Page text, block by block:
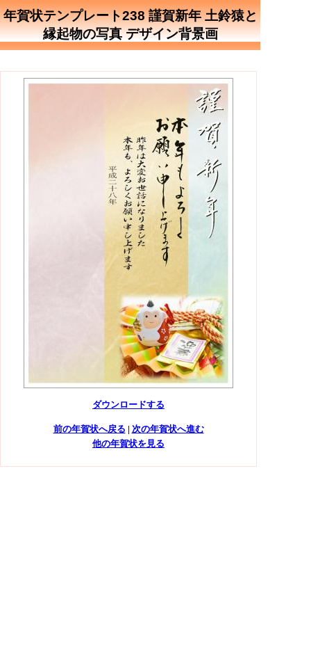
年賀状テンプレート238 謹賀新年 土鈴猿と
縁起物の写真 デザイン背景画
ダウンロードする
前の年賀状へ戻る | 次の年賀状へ進む
他の年賀状を見る